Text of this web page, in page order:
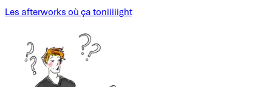
Les afterworks où ça toniiiiight